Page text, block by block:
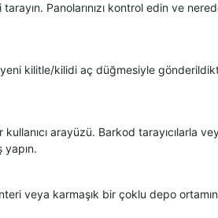
Panolarınızı kontrol edin ve
kilitle/kilidi aç düğmesiyle
arayüzü. Barkod tarayıcılarla
veya karmaşık bir çoklu depo